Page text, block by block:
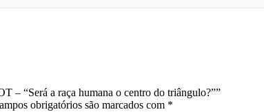
– “Será a raça humana o centro do triângulo?””
obrigatórios são marcados com *